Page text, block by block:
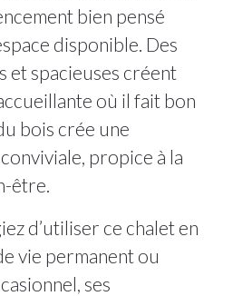
bien pensé
disponible. Des
et spacieuses créent
où il fait bon
bois crée une
propice à la
être.
d’utiliser ce chalet en
vie permanent ou
ses